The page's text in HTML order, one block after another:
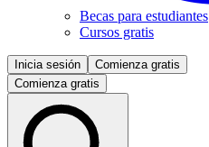
Becas para estudiantes
Cursos gratis
Inicia sesión
Comienza gratis
Comienza gratis